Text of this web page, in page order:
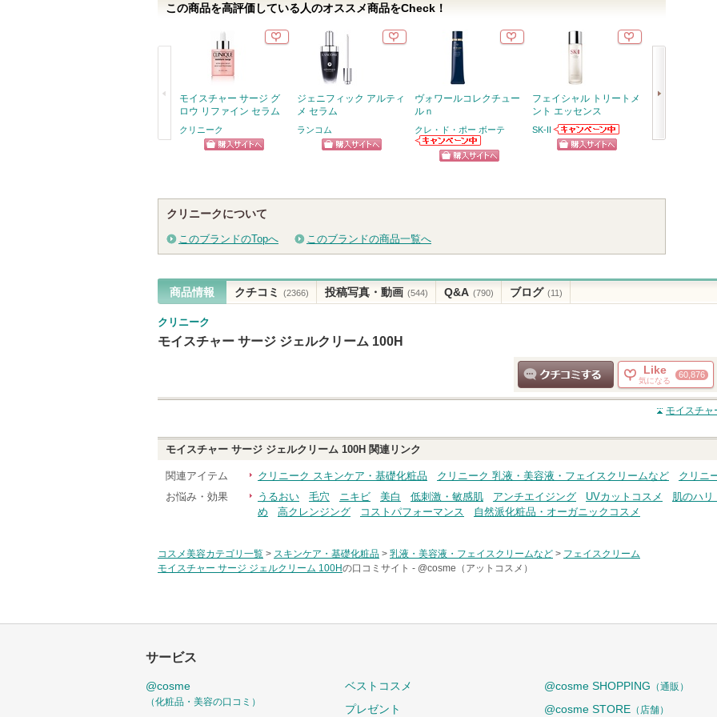
この商品を高評価している人のオススメ商品をCheck！
モイスチャー サージ グ
ロウ リファイン セラム
クリニーク
ジェニフィック アルティ
メ セラム
ランコム
ヴォワールコレクチュー
ルｎ
クレ・ド・ポー ボーテ
クレ・ド・ポー
ボーテからのお
フェイシャル トリートメ
ント エッセンス
SK-II
SK-IIからのお知
らせがあります
ライトリフレ
NARS
クリニークについて
このブランドのTopへ このブランドの商品一覧へ
商品情報 クチコミ (2366) 投稿写真・動画 (544) Q&A (790) ブログ (11)
クリニーク
モイスチャー サージ ジェルクリーム 100H
クチコミする
Like
気になる
60,876
モイスチャ
モイスチャー サージ ジェルクリーム 100H 関連リンク
関連アイテム クリニーク スキンケア・基礎化粧品 クリニーク 乳液・美容液・フェイスクリームなど
クリニ
お悩み・効果
うるおい 毛穴 ニキビ 美白 低刺激・敏感肌 アンチエイジング UVカットコスメ 肌のハリ
め
高クレンジング コストパフォーマンス 自然派化粧品・オーガニックコスメ
コスメ美容カテゴリ一覧 > スキンケア・基礎化粧品 > 乳液・美容液・フェイスクリームなど > フェイスクリーム
モイスチャー サージ ジェルクリーム 100Hの口コミサイト - @cosme（アットコスメ）
サービス
@cosme
（化粧品・美容の口コミ）
ベストコスメ
プレゼント
@cosme SHOPPING （通販）
@cosme STORE （店舗）